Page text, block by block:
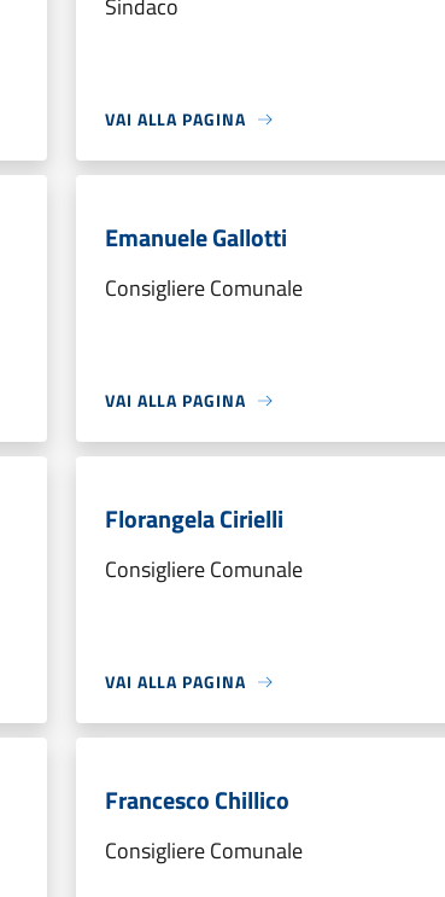
Sindaco
VAI ALLA PAGINA
Emanuele Gallotti
Consigliere Comunale
VAI ALLA PAGINA
Florangela Cirielli
Consigliere Comunale
VAI ALLA PAGINA
Francesco Chillico
Consigliere Comunale